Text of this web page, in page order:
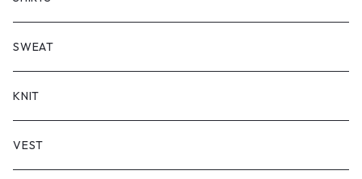
LONG SLEEVE
SHORT SLEEVE
LONG SLEEVE
SWEAT
KNIT
VEST